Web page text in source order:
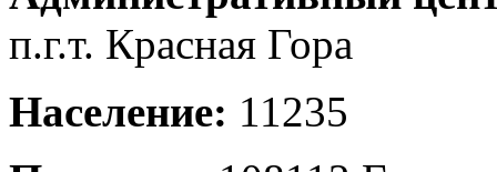
п.г.т. Красная Гора
Население: 11235